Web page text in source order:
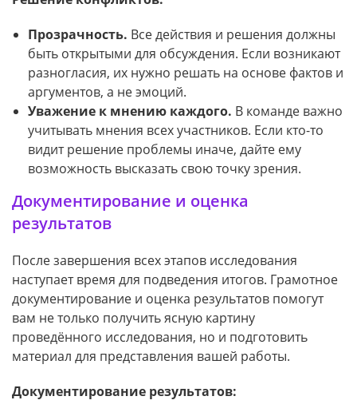
Прозрачность. Все действия и решения должны
быть открытыми для обсуждения. Если возникают
разногласия, их нужно решать на основе фактов и
аргументов, а не эмоций.
Уважение к мнению каждого. В команде важно
учитывать мнения всех участников. Если кто-то
видит решение проблемы иначе, дайте ему
возможность высказать свою точку зрения.
Документирование и оценка
результатов
После завершения всех этапов исследования
наступает время для подведения итогов. Грамотное
документирование и оценка результатов помогут
вам не только получить ясную картину
проведённого исследования, но и подготовить
материал для представления вашей работы.
Документирование результатов: